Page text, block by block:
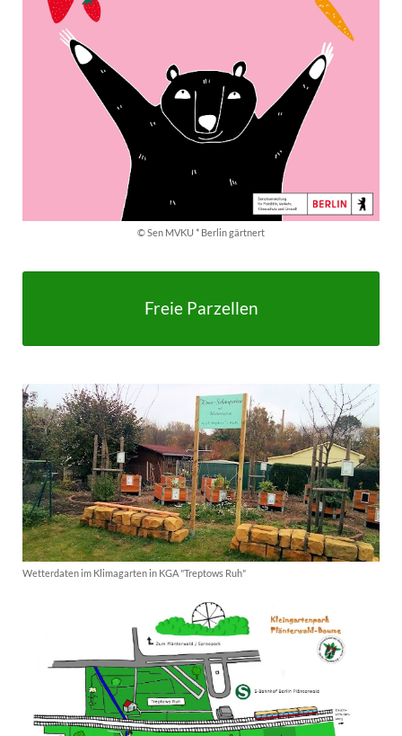
© Sen MVKU * Berlin gärtnert
Freie Parzellen
Wetterdaten im Klimagarten in KGA "Treptows Ruh"